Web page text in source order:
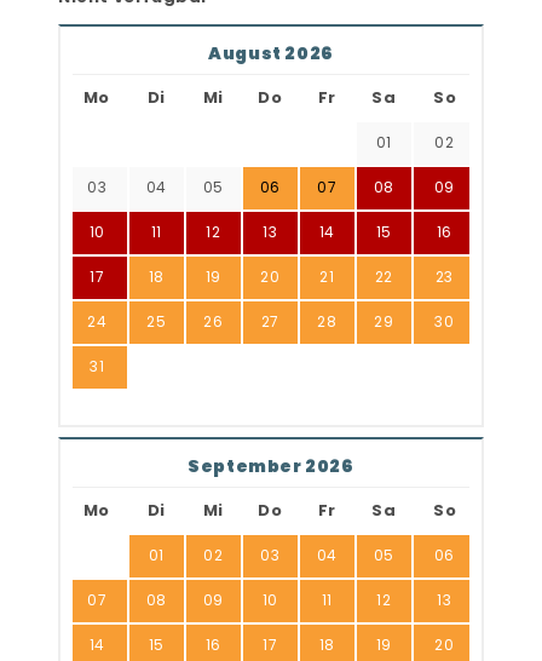
August 2026
Mo Di Mi Do Fr Sa So
01 02
03 04 05 06 07 08 09
10 11 12 13 14 15 16
17 18 19 20 21 22 23
24 25 26 27 28 29 30
31
September 2026
Mo Di Mi Do Fr Sa So
01 02 03 04 05 06
07 08 09 10 11 12 13
14 15 16 17 18 19 20